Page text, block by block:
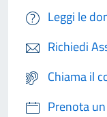
Leggi le
Richiedi
Chiama il
Prenota